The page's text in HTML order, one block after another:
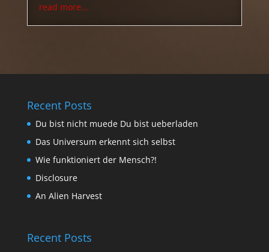
read more...
Recent Posts
Du bist nicht muede Du bist ueberladen
Das Universum erkennt sich selbst
Wie funktioniert der Mensch?!
Disclosure
An Alien Harvest
Recent Posts